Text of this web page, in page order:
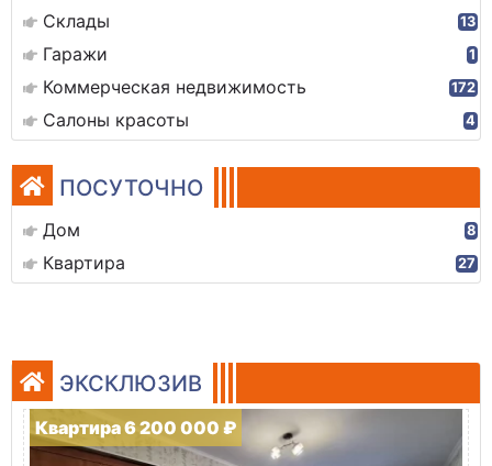
Склады 13
Гаражи 1
Коммерческая недвижимость 172
Салоны красоты 4
ПОСУТОЧНО
Дом 8
Квартира 27
ЭКСКЛЮЗИВ
Квартира 6 200 000 ₽